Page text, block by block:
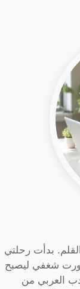
بدأت رحلتي
شغفي ليصبح
العربي من